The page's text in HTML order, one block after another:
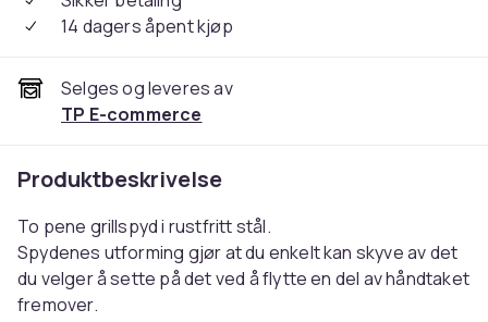
14 dagers åpent kjøp
Selges og leveres av
TP E-commerce
Produktbeskrivelse
To pene grillspyd i rustfritt stål.
Spydenes utforming gjør at du enkelt kan skyve av det
du velger å sette på det ved å flytte en del av håndtaket
fremover.